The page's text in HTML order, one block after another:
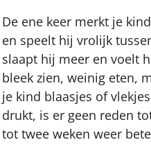
De ene keer merkt je
en speelt hij vrolijk
slaapt hij meer en voelt
bleek zien, weinig eten,
je kind blaasjes of
drukt, is er geen reden
tot twee weken weer